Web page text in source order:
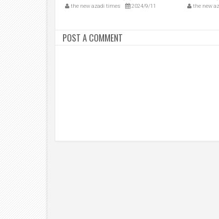
the new azadi times 2024/9/11 the new
POST A COMMENT